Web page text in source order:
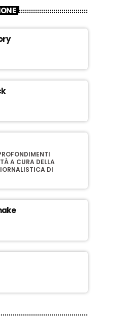
A CURA DELLA
DI